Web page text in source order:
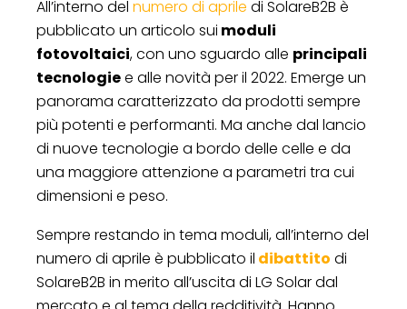
All’interno del numero di aprile di SolareB2B è
pubblicato un articolo sui moduli
fotovoltaici, con uno sguardo alle principali
tecnologiee alle novità per il 2022. Emerge un
panorama caratterizzato da prodotti sempre
più potenti e performanti. Ma anche dal lancio
di nuove tecnologie a bordo delle celle e da
una maggiore attenzione a parametri tra cui
dimensioni e peso.
Sempre restando in tema moduli, all’interno del
numero di aprile è pubblicato il dibattito di
SolareB2B in merito all’uscita di LG Solar dal